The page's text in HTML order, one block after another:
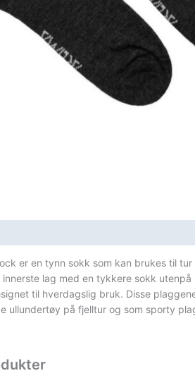
er en tynn sokk som kan brukes til
innerste lag med en tykkere sokk
til hverdagslig bruk. Disse
ullundertøy på fjelltur og som sporty